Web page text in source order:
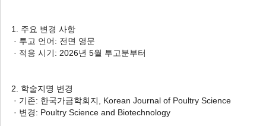
Author: Yong Joon Hwang
1 Articles are founded.
Chicken Meats
닭고기 등급판정 시 ISO 기준 샘
1. 주요 변경 사항
· 투고 언어: 전면 영문
· 적용 시기: 2026년 5월 투고분부터
2. 학술지명 변경
· 기존: 한국가금학회지, Korean Journal of Poultry Science
· 변경: Poultry Science and Biotechnology